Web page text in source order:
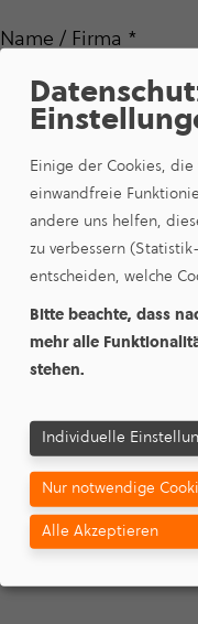
Name / Firma *
Adresse *
Ansprechpartner
Telefonnummer*
Einige der Cookies,
einwandfreie
andere uns helfen,
zu verbessern
entscheiden, welche
Bitte beachte, dass
mehr alle
stehen.
Individuelle
Nur notwendige
Alle Akzeptieren